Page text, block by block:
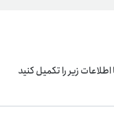
زیر را تکمیل کنید